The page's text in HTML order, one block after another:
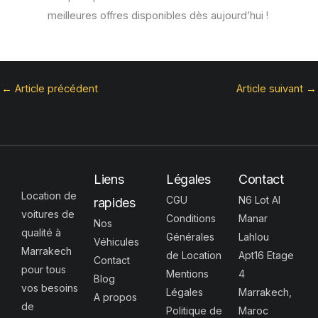
meilleures offres disponibles dès aujourd’hui !
← Article précédent Article suivant →
Location de
voitures de
qualité à
Marrakech
pour tous
vos besoins
de
Liens
rapides
Nos
Véhicules
Contact
Blog
A propos
Légales
CGU
Conditions
Générales
de Location
Mentions
Légales
Politique de
Contact
N6 Lot Al
Manar
Lahlou
Apt16 Etage
4
Marrakech,
Maroc